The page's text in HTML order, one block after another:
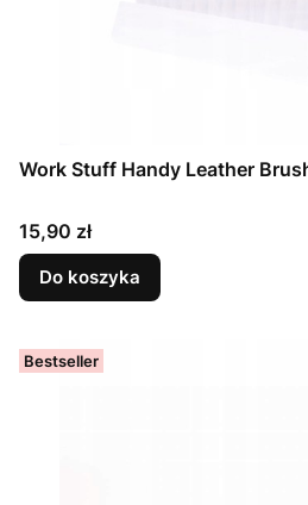
Work Stuff Handy Leather
Cena
15,90 zł
Do koszyka
Bestseller